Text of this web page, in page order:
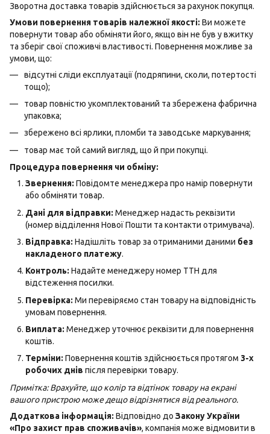
Зворотна доставка товарів здійснюється за рахунок покупця.
Умови повернення товарів належної якості: Ви можете
повернути товар або обміняти його, якщо він не був у вжитку
та зберіг свої споживчі властивості. Повернення можливе за
умови, що:
відсутні сліди експлуатації (подряпини, сколи, потертості
тощо);
товар повністю укомплектований та збережена фабрична
упаковка;
збережено всі ярлики, пломби та заводське маркування;
товар має той самий вигляд, що й при покупці.
Процедура повернення чи обміну:
Звернення: Повідомте менеджера про намір повернути
або обміняти товар.
Дані для відправки: Менеджер надасть реквізити
(номер відділення Нової Пошти та контакти отримувача).
Відправка: Надішліть товар за отриманими даними без
накладеного платежу.
Контроль: Надайте менеджеру номер ТТН для
відстеження посилки.
Перевірка: Ми перевіряємо стан товару на відповідність
умовам повернення.
Виплата: Менеджер уточнює реквізити для повернення
коштів.
Терміни: Повернення коштів здійснюється протягом 3-х
робочих днів після перевірки товару.
Примітка: Врахуйте, що колір та відтінок товару на екрані
вашого пристрою може дещо відрізнятися від реального.
Додаткова інформація: Відповідно до Закону України
«Про захист прав споживачів», компанія може відмовити в